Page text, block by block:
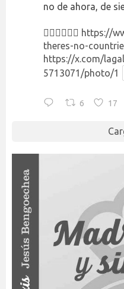
no de ahora, de
👉🏻👉🏻👉🏻 https://
theres-no-
https://x.com/
5713071/photo/1
6 17